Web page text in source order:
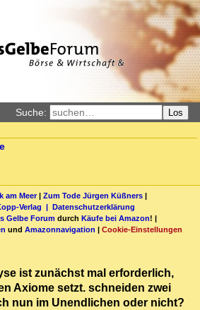
Suche: Los
am Meer| Zum Tode Jürgen Küßners |
Verlag | Datenschutzerklärung
Gelbe Forum durch Käufe bei Amazon! |
und Amazonnavigation | Cookie-Einstellungen
ist zunächst mal erforderlich,
Axiome setzt. schneiden zwei
nun im Unendlichen oder nicht?